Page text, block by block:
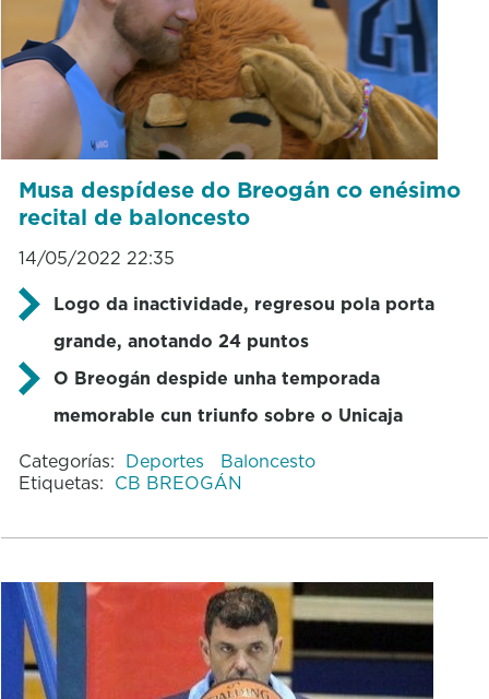
Musa despídese do Breogán co enésimo
recital de baloncesto
14/05/2022 22:35
Logo da inactividade, regresou pola porta
grande, anotando 24 puntos
O Breogán despide unha temporada
memorable cun triunfo sobre o Unicaja
Categorías: Deportes
Baloncesto
Etiquetas: CB BREOGÁN